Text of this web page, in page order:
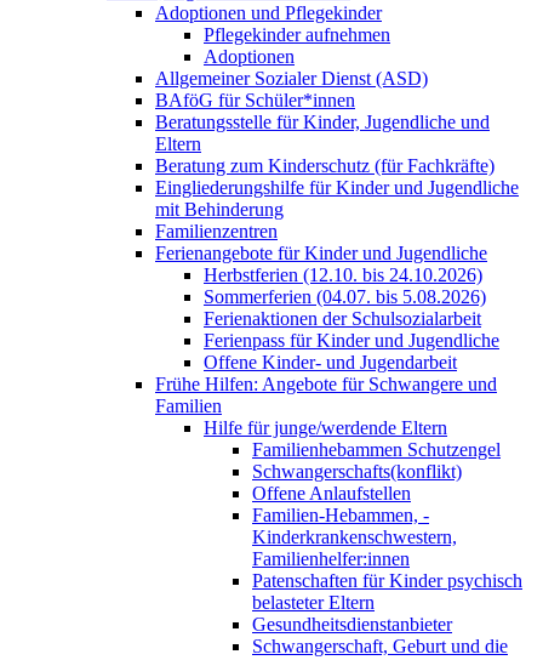
Adoptionen und Pflegekinder
Pflegekinder aufnehmen
Adoptionen
Allgemeiner Sozialer Dienst (ASD)
BAföG für Schüler*innen
Beratungsstelle für Kinder, Jugendliche und
Eltern
Beratung zum Kinderschutz (für Fachkräfte)
Eingliederungshilfe für Kinder und Jugendliche
mit Behinderung
Familienzentren
Ferienangebote für Kinder und Jugendliche
Herbstferien (12.10. bis 24.10.2026)
Sommerferien (04.07. bis 5.08.2026)
Ferienaktionen der Schulsozialarbeit
Ferienpass für Kinder und Jugendliche
Offene Kinder- und Jugendarbeit
Frühe Hilfen: Angebote für Schwangere und
Familien
Hilfe für junge/werdende Eltern
Familienhebammen Schutzengel
Schwangerschafts(konflikt)
Offene Anlaufstellen
Familien-Hebammen, -
Kinderkrankenschwestern,
Familienhelfer:innen
Patenschaften für Kinder psychisch
belasteter Eltern
Gesundheitsdienstanbieter
Schwangerschaft, Geburt und die